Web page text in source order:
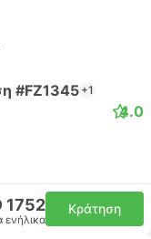
#FZ1345 +1
4.0
1752
ενήλικα
Κράτηση